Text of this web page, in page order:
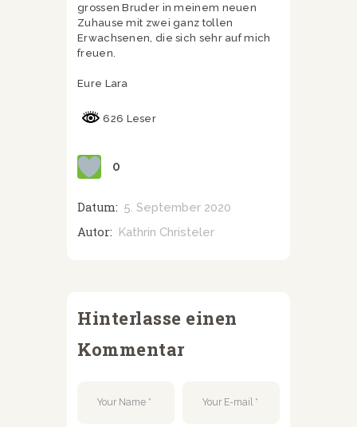
grossen Bruder in meinem neuen
Zuhause mit zwei ganz tollen
Erwachsenen, die sich sehr auf mich
freuen.
Eure Lara
626 Leser
0
Datum: 5. September 2020
Autor: Kathrin Christeler
Hinterlasse einen
Kommentar